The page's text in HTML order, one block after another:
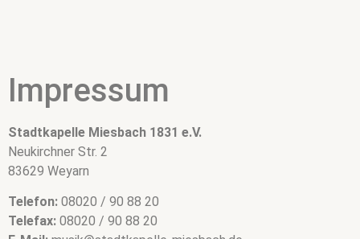
Impressum
Stadtkapelle Miesbach 1831 e.V.
Neukirchner Str. 2
83629 Weyarn
Telefon: 08020 / 90 88 20
Telefax: 08020 / 90 88 20